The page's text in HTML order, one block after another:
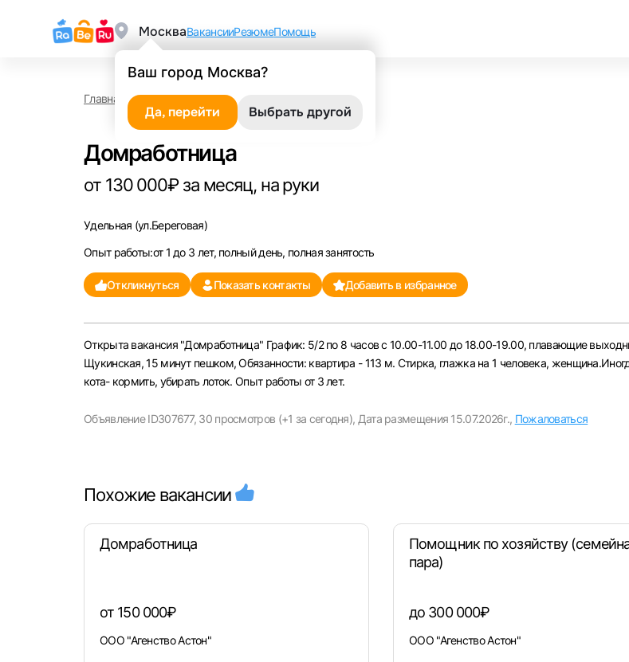
Москва
Ваш город Москва?
Да, перейти Выбрать другой
ВакансииРезюмеПомощь
Выберите город
Санкт-Петербург Ижевск
Войдите в личный кабинет, чтобы
Пароль
Главная Работа в Удельной
Домработница
от 130 000₽ за месяц, на руки
Удельная (ул.Береговая)
Опыт работы:от 1 до 3 лет, полный день, полная занятость
Откликнуться Показать контакты Добавить в избранное
Открыта вакансия "Домработница" График: 5/2 по 8 часов с 10.00-11.00 до 18.00-19.00, плавающие
Щукинская, 15 минут пешком, Oбязaннocти: квартира - 113 м. Стирка, глажка на 1 человека,
кота- кормить, убирать лоток. Опыт работы от 3 лет.
Объявление ID307677, 30 просмотров (+1 за сегодня), Дата размещения 15.07.2026г., Пожаловаться
Похожие вакансии
Домработница
от 150 000₽
ООО "Агенство Астон"
Помощник по хозяйству
пара)
до 300 000₽
ООО "Агенство Астон"